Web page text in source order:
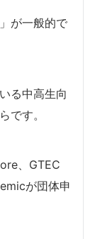
が一般的で
る中高生向
です。
、GTEC
が団体申